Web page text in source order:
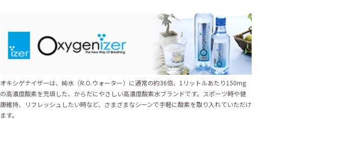
オキシゲナイザーは、純水（R.O.ウォーター）に通常の約36倍、1リットルあたり150mg
の高濃度酸素を充填した、からだにやさしい高濃度酸素水ブランドです。スポーツ時や健
康維持、リフレッシュしたい時など、さまざまなシーンで手軽に酸素を取り入れていただけ
ます。